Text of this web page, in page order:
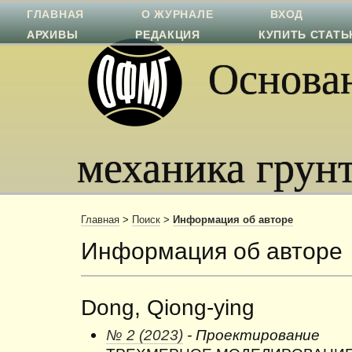
механика
ГЛАВНАЯ О ЖУРНАЛЕ
ВХОД
АРХИВЫ
РЕДАКЦИЯ КУПИТЬ
Главная > Поиск > Информация об авторе
Информация об авторе
Dong, Qiong-ying
№ 2 (2023)- Проектирование